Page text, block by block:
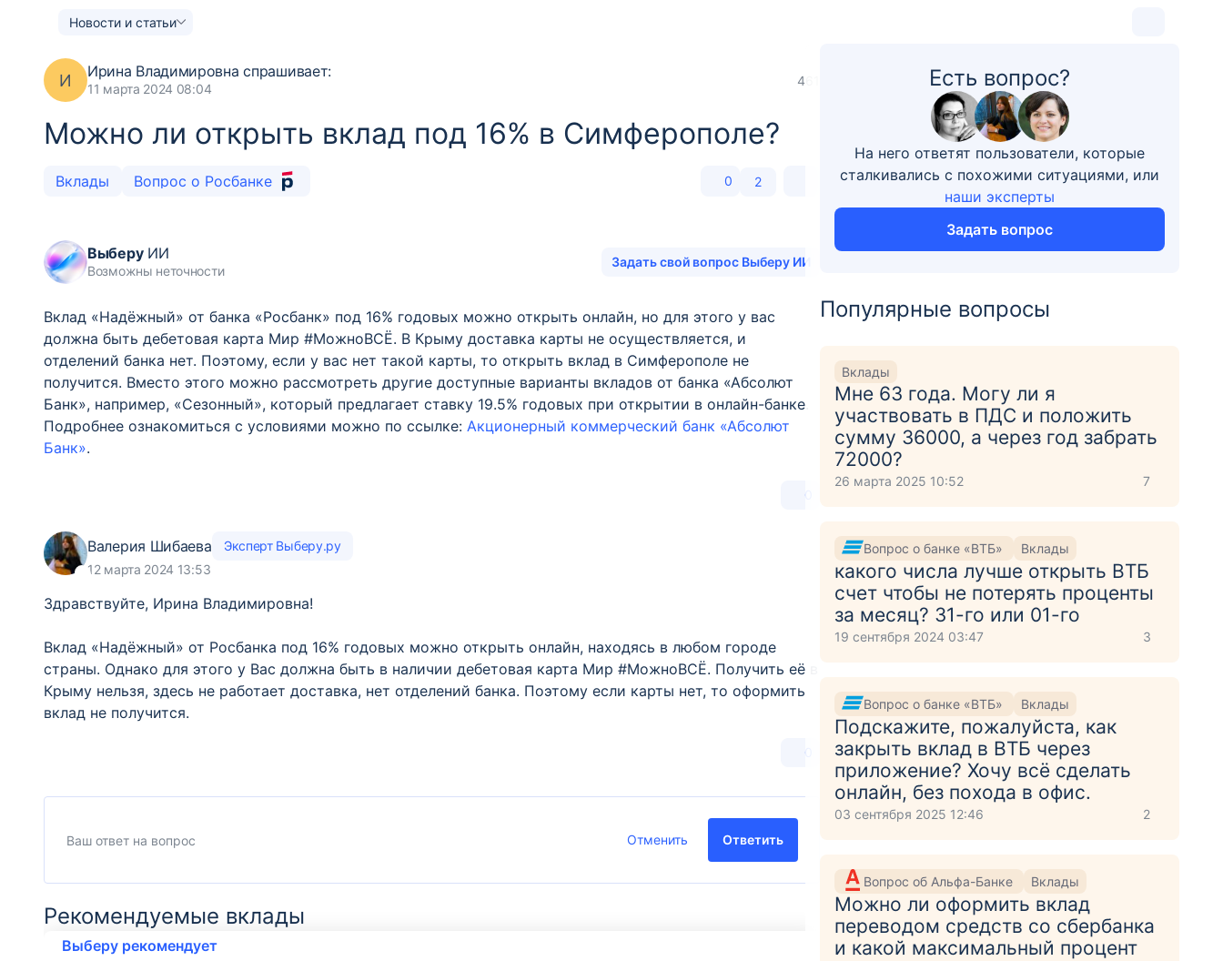
Новости и статьи
И Ирина Владимировнаспрашивает:
11 марта 2024 08:04
461
Можно ли открыть вклад под 16% в Симферополе?
Вклады Вопрос о Росбанке 0 2
ВыберуИИ
Возможны неточности
Задать свой вопрос Выберу ИИ
Вклад «Надёжный» от банка «Росбанк» под 16% годовых можно открыть онлайн, но для этого у вас
должна быть дебетовая карта Мир #МожноВСЁ. В Крыму доставка карты не осуществляется, и
отделений банка нет. Поэтому, если у вас нет такой карты, то открыть вклад в Симферополе не
получится. Вместо этого можно рассмотреть другие доступные варианты вкладов от банка «Абсолют
Банк», например, «Сезонный», который предлагает ставку 19.5% годовых при открытии в онлайн-банке.
Подробнее ознакомиться с условиями можно по ссылке: Акционерный коммерческий банк «Абсолют
Банк».
0
Валерия Шибаева
Эксперт Выберу.ру
12 марта 2024 13:53
Здравствуйте, Ирина Владимировна!
Вклад «Надёжный» от Росбанка под 16% годовых можно открыть онлайн, находясь в любом городе
страны. Однако для этого у Вас должна быть в наличии дебетовая карта Мир #МожноВСЁ. Получить её в
Крыму нельзя, здесь не работает доставка, нет отделений банка. Поэтому если карты нет, то оформить
вклад не получится.
0
Отменить Ответить
Рекомендуемые вклады
Выберу рекомендует
Есть вопрос?
На него ответят пользователи, которые
сталкивались с похожими ситуациями, или
наши эксперты
Задать вопрос
Популярные вопросы
Вклады
Мне 63 года. Могу ли я
участвовать в ПДС и положить
сумму 36000, а через год забрать
72000?
26 марта 2025 10:52 7
Вопрос о банке «ВТБ» Вклады
какого числа лучше открыть ВТБ
счет чтобы не потерять проценты
за месяц? 31-го или 01-го
19 сентября 2024 03:47 3
Вопрос о банке «ВТБ» Вклады
Подскажите, пожалуйста, как
закрыть вклад в ВТБ через
приложение? Хочу всё сделать
онлайн, без похода в офис.
03 сентября 2025 12:46 2
Вопрос об Альфа-Банке Вклады
Можно ли оформить вклад
переводом средств со сбербанка
и какой максимальный процент